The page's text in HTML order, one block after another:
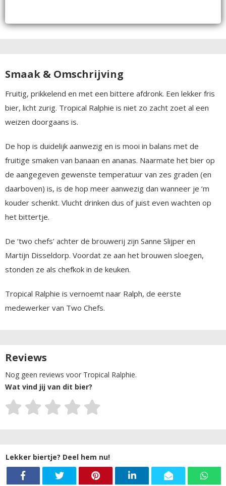
Smaak & Omschrijving
Fruitig, prikkelend en met een bittere afdronk. Een lekker fris
bier, licht zurig. Tropical Ralphie is niet zo zacht zoet al een
weizen doorgaans is.
De hop is duidelijk aanwezig en is mooi in balans met de
fruitige smaken van banaan en ananas. Naarmate het bier op
de aangegeven gewenste temperatuur van zes graden (en
daarboven) is, is de hop meer aanwezig dan wanneer je ‘m
kouder schenkt. Vlucht drinken dus of juist even wachten op
het bittertje.
De ‘two chefs’ achter de brouwerij zijn Sanne Slijper en
Martijn Disseldorp. Voordat ze aan het brouwen sloegen,
stonden ze als chefkok in de keuken.
Tropical Ralphie is vernoemt naar Ralph, de eerste
medewerker van Two Chefs.
Reviews
Nog geen reviews voor Tropical Ralphie.
Wat vind jij van dit bier?
Lekker biertje? Deel hem nu!